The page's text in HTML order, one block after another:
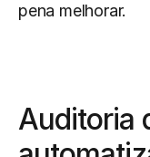
pena melhorar.
Auditoria